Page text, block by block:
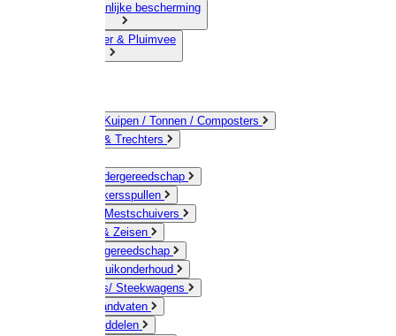
11) Persoonlijke bescherming
12) Kleindier & Pluimvee
Emmers / Kuipen / Tonnen / Composters
Jerrycans & Trechters
Hand-/ Kindergereedschap
Stratenmakersspullen
Sneeuw- / Mestschuivers
Baggeren & Zeisen
Elektrisch gereedschap
Boom / Struikonderhoud
Kruiwagens/ Steekwagens
Stelen / Handvaten
Tuinhulpmiddelen